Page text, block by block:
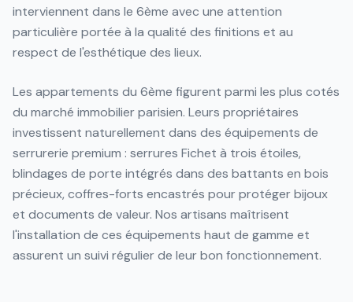
interviennent dans le 6ème avec une attention
particulière portée à la qualité des finitions et au
respect de l'esthétique des lieux.
Les appartements du 6ème figurent parmi les plus cotés
du marché immobilier parisien. Leurs propriétaires
investissent naturellement dans des équipements de
serrurerie premium : serrures Fichet à trois étoiles,
blindages de porte intégrés dans des battants en bois
précieux, coffres-forts encastrés pour protéger bijoux
et documents de valeur. Nos artisans maîtrisent
l'installation de ces équipements haut de gamme et
assurent un suivi régulier de leur bon fonctionnement.